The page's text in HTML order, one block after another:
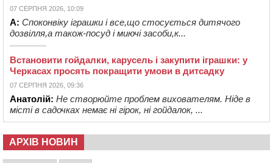
07 СЕРПНЯ 2026, 10:09
А: Споконвіку іграшки і все,що стосується дитячого
дозвілля,а також-посуд і миючі засоби,к...
Встановити гойдалки, карусель і закупити іграшки: у
Черкасах просять покращити умови в дитсадку
07 СЕРПНЯ 2026, 09:36
Анатолій: Не створюйте проблем вихователям. Ніде в
місті в садочках немає ні гірок, ні гойдалок, ...
АРХІВ НОВИН